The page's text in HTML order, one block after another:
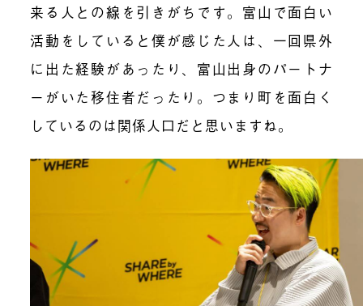
来る人との線を引きがちです。富山で面白い
活動をしていると僕が感じた人は、一回県外
に出た経験があったり、富山出身のパートナ
ーがいた移住者だったり。つまり町を面白く
しているのは関係人口だと思いますね。